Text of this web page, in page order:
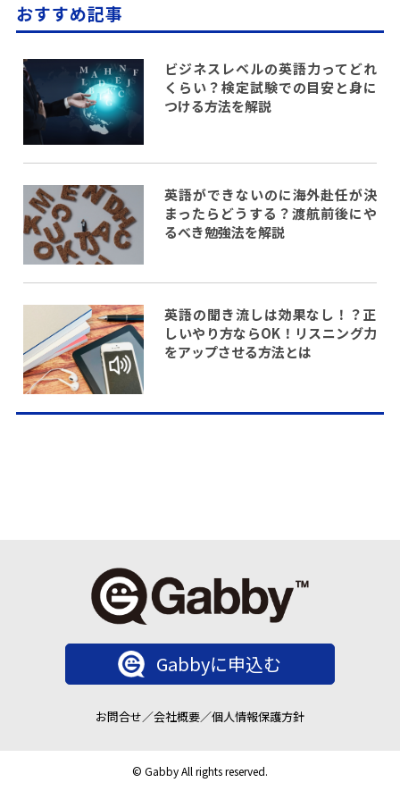
おすすめ記事
ビジネスレベルの英語力ってどれ
くらい？検定試験での目安と身に
つける方法を解説
英語ができないのに海外赴任が決
まったらどうする？渡航前後にや
るべき勉強法を解説
英語の聞き流しは効果なし！？正
しいやり方ならOK！リスニング力
をアップさせる方法とは
Gabbyに申込む
お問合せ／会社概要／個人情報保護方針
© Gabby All rights reserved.